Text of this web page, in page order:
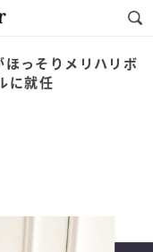
っそりメリハリボ
に就任